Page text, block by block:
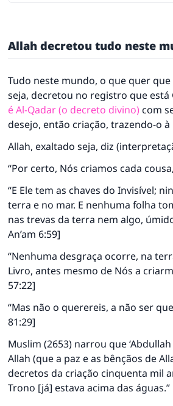
Allah decretou tudo neste
Tudo neste mundo, o que quer
seja, decretou no registro que está
é Al-Qadar (o decreto divino) com
desejo, então criação, trazendo-o à
Allah, exaltado seja, diz
“Por certo, Nós criamos cada
“E Ele tem as chaves do Invisível;
terra e no mar. E nenhuma folha
nas trevas da terra nem algo,
An’am 6:59]
“Nenhuma desgraça ocorre, na
Livro, antes mesmo de Nós a
57:22]
“Mas não o querereis, a não ser
81:29]
Muslim (2653) narrou que
Allah (que a paz e as bênçãos de
decretos da criação cinquenta mil
Trono [já] estava acima das águas.”